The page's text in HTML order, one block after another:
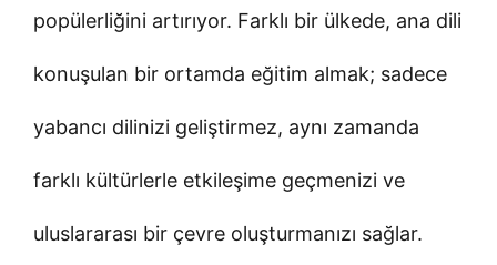
popülerliğini artırıyor. Farklı bir ülkede, ana dili
konuşulan bir ortamda eğitim almak; sadece
yabancı dilinizi geliştirmez, aynı zamanda
farklı kültürlerle etkileşime geçmenizi ve
uluslararası bir çevre oluşturmanızı sağlar.